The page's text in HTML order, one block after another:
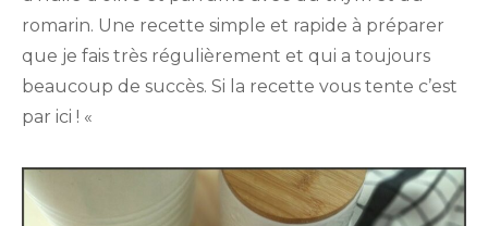
romarin. Une recette simple et rapide à préparer
que je fais très régulièrement et qui a toujours
beaucoup de succès. Si la recette vous tente c’est
par ici ! «